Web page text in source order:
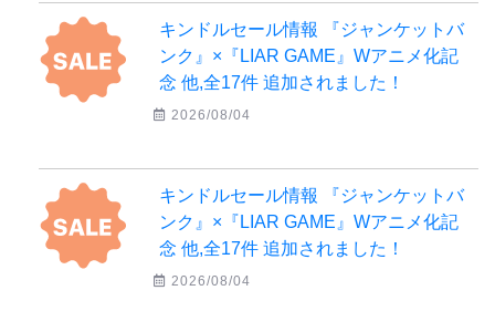
キンドルセール情報 『ジャンケットバ
ンク』×『LIAR GAME』Wアニメ化記
念 他,全17件 追加されました！
2026/08/04
キンドルセール情報 『ジャンケットバ
ンク』×『LIAR GAME』Wアニメ化記
念 他,全17件 追加されました！
2026/08/04